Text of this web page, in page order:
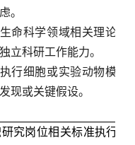
。
命科学领域相关理论基
立科研工作能力。
行细胞或实验动物模型
现或关键假设。
究岗位相关标准执行，